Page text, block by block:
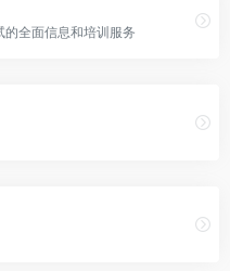
全面信息和培训服务